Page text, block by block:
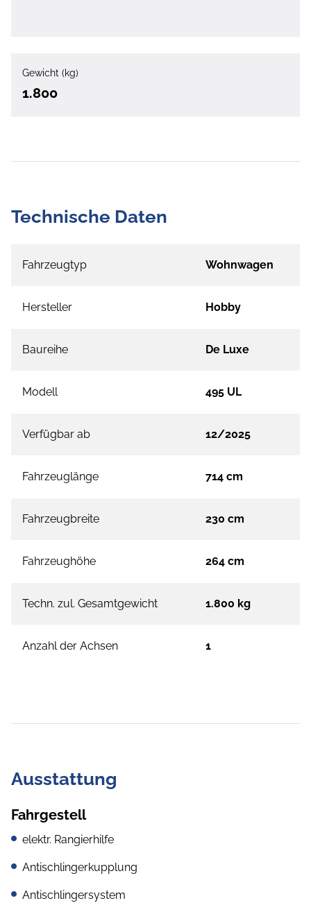
Gewicht (kg)
1.800
Technische Daten
Fahrzeugtyp Wohnwagen
Hersteller Hobby
Baureihe De Luxe
Modell 495 UL
Verfügbar ab 12/2025
Fahrzeuglänge 714 cm
Fahrzeugbreite 230 cm
Fahrzeughöhe 264 cm
Techn. zul. Gesamtgewicht 1.800 kg
Anzahl der Achsen 1
Ausstattung
Fahrgestell
elektr. Rangierhilfe
Antischlingerkupplung
Antischlingersystem